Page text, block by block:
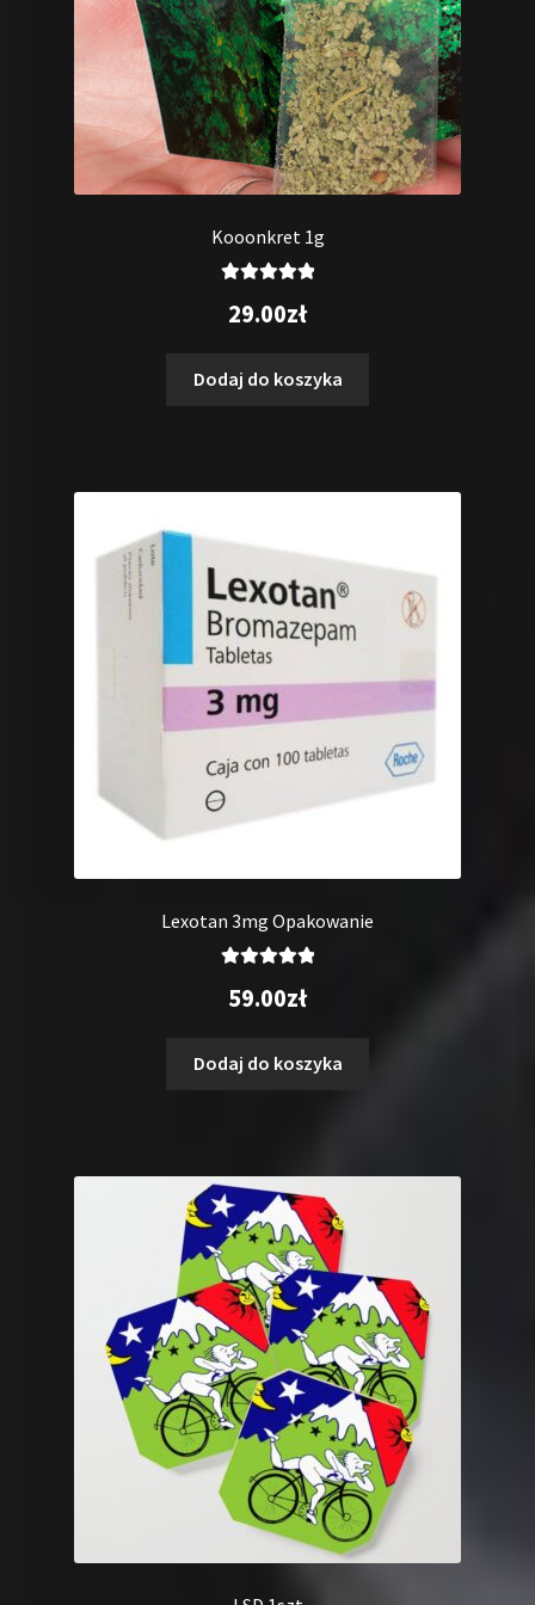
Kooonkret 1g
5.00na 5
29.00zł
Dodaj do koszyka
Lexotan 3mg Opakowanie
5.00na 5
59.00zł
Dodaj do koszyka